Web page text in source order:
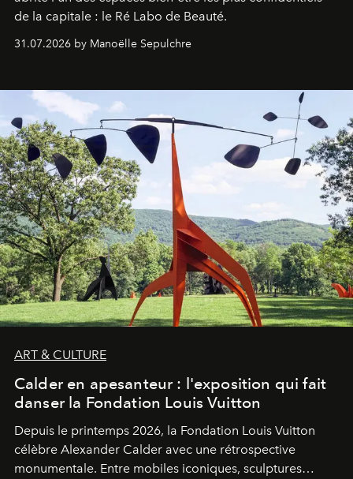
de la capitale : le Ré Labo de Beauté.
31.07.2026 by Manoëlle Sepulchre
ART & CULTURE
Calder en apesanteur : l'exposition qui fait
danser la Fondation Louis Vuitton
Depuis le printemps 2026, la Fondation Louis Vuitton
célèbre Alexander Calder avec une rétrospective
monumentale. Entre mobiles iconiques, sculptures